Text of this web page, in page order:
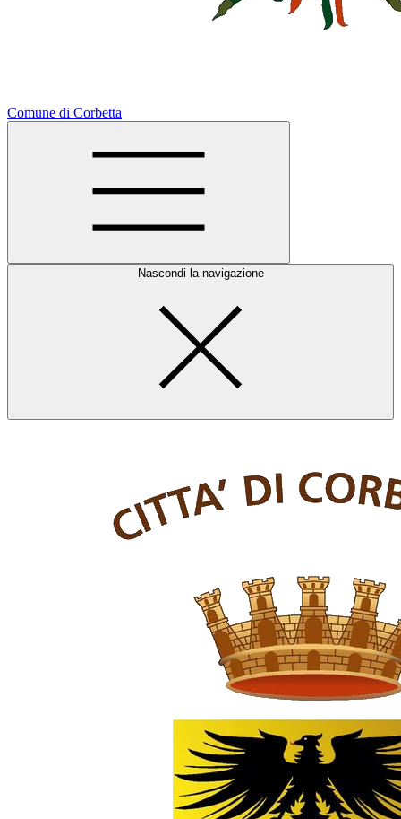
Comune di Corbetta
Nascondi la navigazione